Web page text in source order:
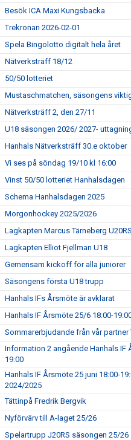
Besök ICA Maxi Kungsbacka
Trekronan 2026-02-01
Spela Bingolotto digitalt hela året
Nätverksträff 18/12
50/50 lotteriet
Mustaschmatchen, säsongens
Nätverksträff 2, den 27/11
U18 säsongen 2026/ 2027-
Hanhals Nätverksträff 30.e oktober
Vi ses på söndag 19/10 kl 16:00
Vinst 50/50 lotteriet Hanhalsdagen
Schema Hanhalsdagen 2025
Morgonhockey 2025/2026
Lagkapten Marcus Tärneberg U20RS
Lagkapten Elliot Fjellman U18
Gemensam kickoff för alla juniorer
Säsongens första U18 trupp
Hanhals IFs Årsmöte är avklarat
Hanhals IF Årsmöte 25/6 18:00-
Sommarerbjudande från vår
Information 2 angående Hanhals IF
19:00
Hanhals IF Årsmöte 25 juni 18:00-
2024/2025
Tättinpå Fredrik Bergvik
Nyförvärv till A-laget 25/26
Spelartrupp J20RS säsongen 25/26